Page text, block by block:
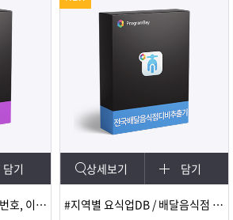
담기
#SNS별 DB추출/ 휴대폰번호, 이메일추출
상세보기 담기
#지역별 요식업DB / 배달음식점 전화번호